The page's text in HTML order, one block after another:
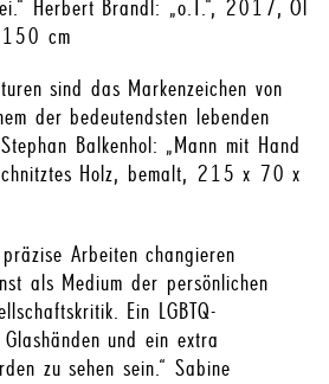
Herbert Brandl: „o.T.“, 2017, Öl
cm
sind das Markenzeichen von
der bedeutendsten lebenden
Balkenhol: „Mann mit Hand
Holz, bemalt, 215 x 70 x
Arbeiten changieren
als Medium der persönlichen
Ein LGBTQ-
und ein extra
zu sehen sein.“ Sabine